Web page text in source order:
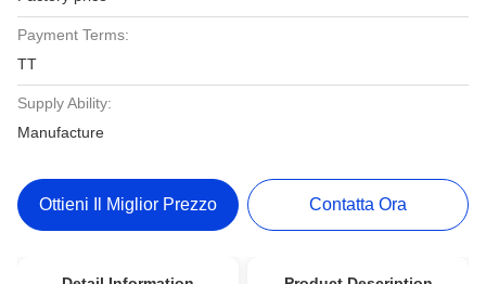
Payment Terms:
TT
Supply Ability:
Manufacture
Ottieni Il Miglior Prezzo Contatta Ora